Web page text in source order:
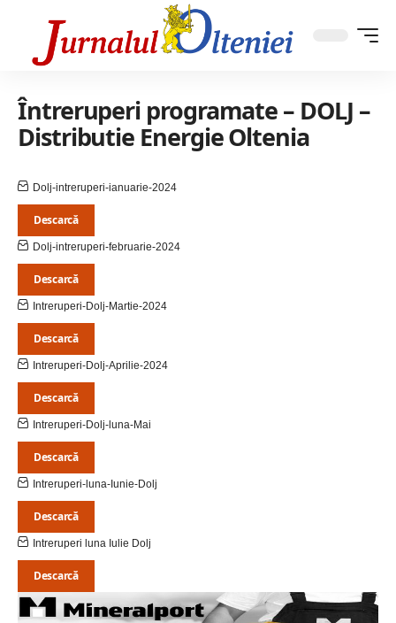
Întreruperi programate – DOLJ –
Distributie Energie Oltenia
Dolj-intreruperi-ianuarie-2024
Descarcă
Dolj-intreruperi-februarie-2024
Descarcă
Intreruperi-Dolj-Martie-2024
Descarcă
Intreruperi-Dolj-Aprilie-2024
Descarcă
Intreruperi-Dolj-luna-Mai
Descarcă
Intreruperi-luna-Iunie-Dolj
Descarcă
Intreruperi luna Iulie Dolj
Descarcă